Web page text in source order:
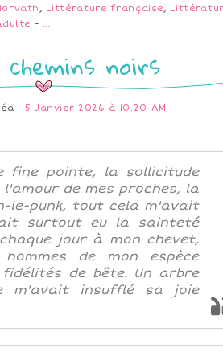
, Littérature française,
- …
noirs
15 Janvier 2026 à 10:20 AM
fine pointe, la sollicitude
de mes proches, la
le-punk, tout cela m'avait
surtout eu la sainteté
jour à mon chevet,
de mon espèce
de bête. Un arbre
m'avait insufflé sa joie